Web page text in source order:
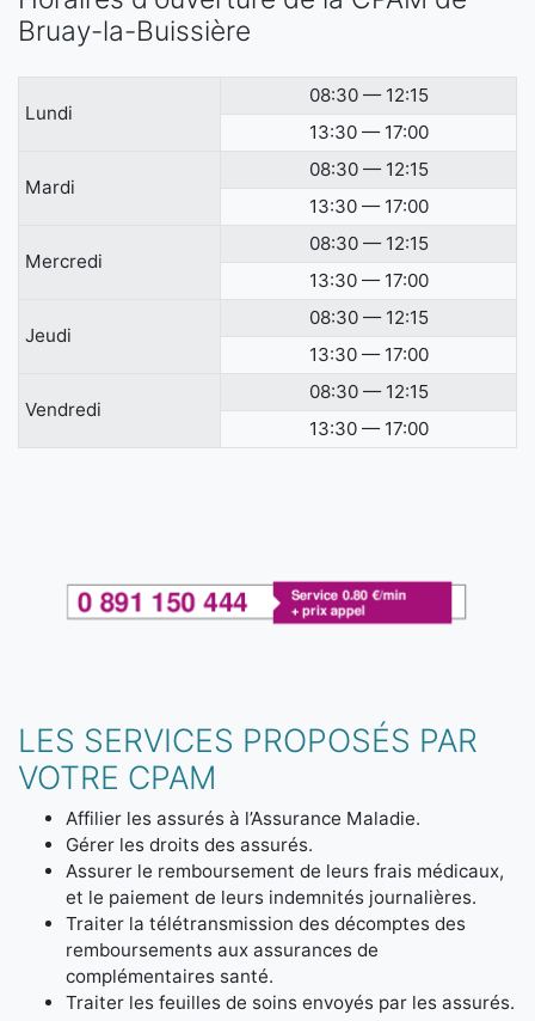
Bruay-la-Buissière
Lundi
08:30 — 12:15
13:30 — 17:00
Mardi
08:30 — 12:15
13:30 — 17:00
Mercredi
08:30 — 12:15
13:30 — 17:00
Jeudi
08:30 — 12:15
13:30 — 17:00
Vendredi
08:30 — 12:15
13:30 — 17:00
LES SERVICES PROPOSÉS PAR
VOTRE CPAM
Affilier les assurés à l’Assurance Maladie.
Gérer les droits des assurés.
Assurer le remboursement de leurs frais médicaux,
et le paiement de leurs indemnités journalières.
Traiter la télétransmission des décomptes des
remboursements aux assurances de
complémentaires santé.
Traiter les feuilles de soins envoyés par les assurés.